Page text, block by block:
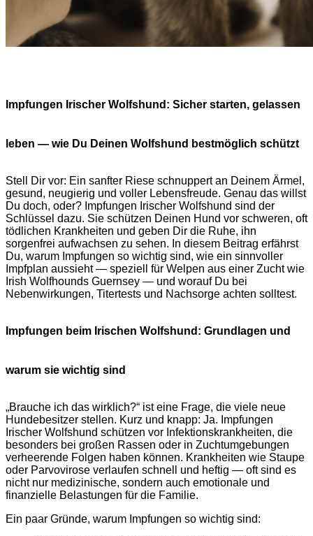
Impfungen Irischer Wolfshund: Sicher starten, gelassen
leben — wie Du Deinen Wolfshund bestmöglich schützt
Stell Dir vor: Ein sanfter Riese schnuppert an Deinem Ärmel,
gesund, neugierig und voller Lebensfreude. Genau das willst
Du doch, oder? Impfungen Irischer Wolfshund sind der
Schlüssel dazu. Sie schützen Deinen Hund vor schweren, oft
tödlichen Krankheiten und geben Dir die Ruhe, ihn
sorgenfrei aufwachsen zu sehen. In diesem Beitrag erfährst
Du, warum Impfungen so wichtig sind, wie ein sinnvoller
Impfplan aussieht — speziell für Welpen aus einer Zucht wie
Irish Wolfhounds Guernsey — und worauf Du bei
Nebenwirkungen, Titertests und Nachsorge achten solltest.
Impfungen beim Irischen Wolfshund: Grundlagen und
warum sie wichtig sind
„Brauche ich das wirklich?“ ist eine Frage, die viele neue
Hundebesitzer stellen. Kurz und knapp: Ja. Impfungen
Irischer Wolfshund schützen vor Infektionskrankheiten, die
besonders bei großen Rassen oder in Zuchtumgebungen
verheerende Folgen haben können. Krankheiten wie Staupe
oder Parvovirose verlaufen schnell und heftig — oft sind es
nicht nur medizinische, sondern auch emotionale und
finanzielle Belastungen für die Familie.
Ein paar Gründe, warum Impfungen so wichtig sind: